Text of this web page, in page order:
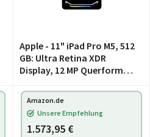
Apple - 11" iPad Pro M5, 512
GB: Ultra Retina XDR
Display, 12 MP Querformat
Rückkamera, LiDAR
Scanner, WLAN und 5G
Mobilfunk, Batterie für d
Amazon.de
Unsere Empfehlung
1.573,95 €